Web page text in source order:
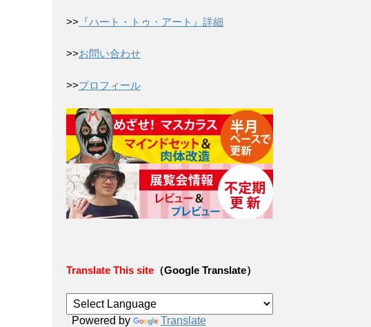
>> 『ハート・トゥ・アート』詳細
>>お問い合わせ
>>プロフィール
Translate This site （Google Translate）
Powered by Translate